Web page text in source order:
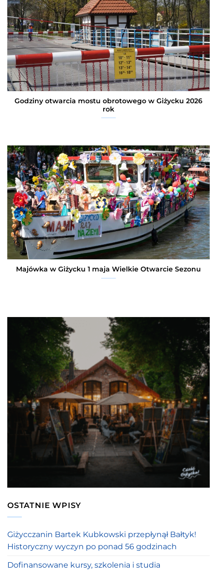
Godziny otwarcia mostu obrotowego w Giżycku 2026
rok
Majówka w Giżycku 1 maja Wielkie Otwarcie Sezonu
OSTATNIE WPISY
Giżycczanin Bartek Kubkowski przepłynął Bałtyk!
Historyczny wyczyn po ponad 56 godzinach
Dofinansowane kursy, szkolenia i studia